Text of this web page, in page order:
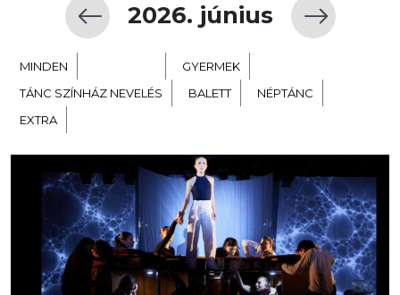
2026. június
MINDEN
GYERMEK
TÁNC SZÍNHÁZ NEVELÉS
BALETT
NÉPTÁNC
EXTRA